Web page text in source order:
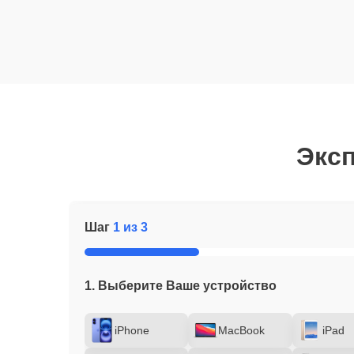
Шаг 1 из 3
1. Выберите Ваше устройство
iPhone MacBook iPad